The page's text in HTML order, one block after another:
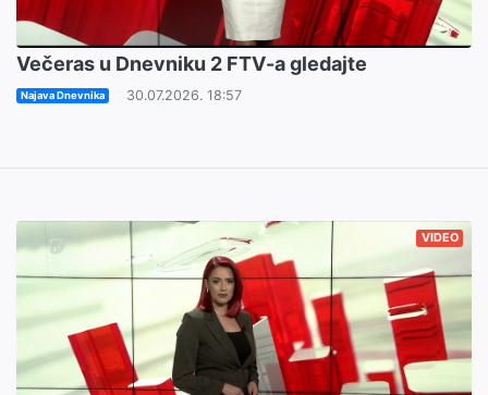
Večeras u Dnevniku 2 FTV-a gledajte
Najava Dnevnika 30.07.2026. 18:57
VIDEO